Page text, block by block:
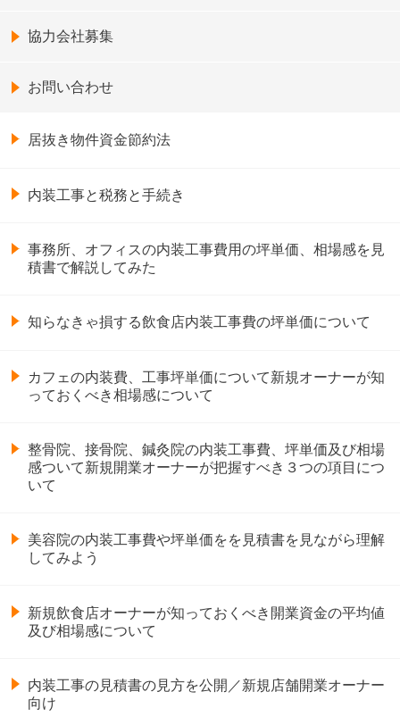
協力会社募集
お問い合わせ
居抜き物件資金節約法
内装工事と税務と手続き
事務所、オフィスの内装工事費用の坪単価、相場感を見
積書で解説してみた
知らなきゃ損する飲食店内装工事費の坪単価について
カフェの内装費、工事坪単価について新規オーナーが知
っておくべき相場感について
整骨院、接骨院、鍼灸院の内装工事費、坪単価及び相場
感ついて新規開業オーナーが把握すべき３つの項目につ
いて
美容院の内装工事費や坪単価をを見積書を見ながら理解
してみよう
新規飲食店オーナーが知っておくべき開業資金の平均値
及び相場感について
内装工事の見積書の見方を公開／新規店舗開業オーナー
向け